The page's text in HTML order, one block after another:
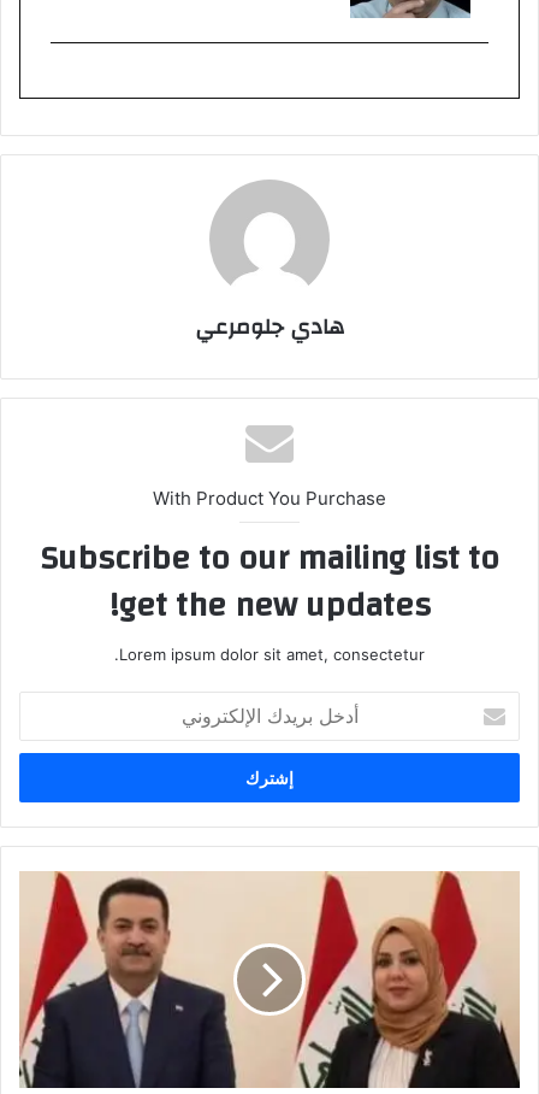
هادي جلومرعي
With Product You Purchase
Subscribe to our mailing list to
get the new updates!
Lorem ipsum dolor sit amet, consectetur.
بريدك
الإلكتروني
الوزراء